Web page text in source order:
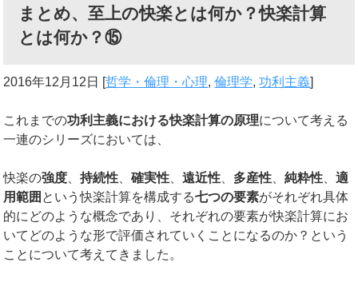
まとめ、至上の快楽とは何か？快楽計算
とは何か？⑮
2016年12月12日 [哲学・倫理・心理,倫理学,功利主義]
これまでの功利主義における快楽計算の原理について考える
一連のシリーズにおいては、
快楽の強度 、持続性 、確実性 、遠近性 多産性 、純粋性 、適
用範囲 という快楽計算を構成する七つの要素がそれぞれ具体
的にどのような概念であり、それぞれの要素が快楽計算にお
いてどのような形で評価されていくことになるのか？という
ことについて考えてきました。